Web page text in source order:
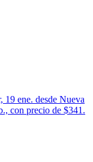
19 ene. desde Nueva
con precio de $341.